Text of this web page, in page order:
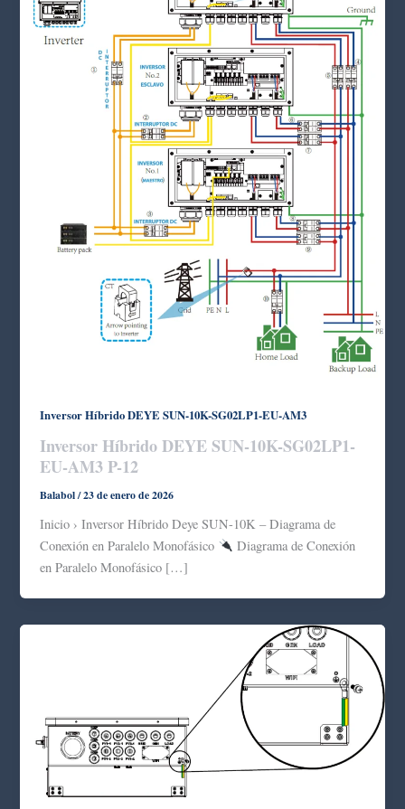
Inversor Híbrido DEYE SUN-10K-SG02LP1-EU-AM3
Inversor Híbrido DEYE SUN-10K-SG02LP1-
EU-AM3 P-12
Balabol/23 de enero de 2026
Inicio › Inversor Híbrido Deye SUN-10K – Diagrama de
Conexión en Paralelo Monofásico
Diagrama de Conexión
en Paralelo Monofásico […]